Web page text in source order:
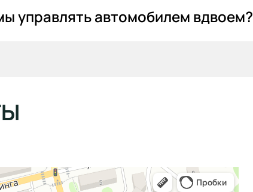
управлять автомобилем вдвоем?